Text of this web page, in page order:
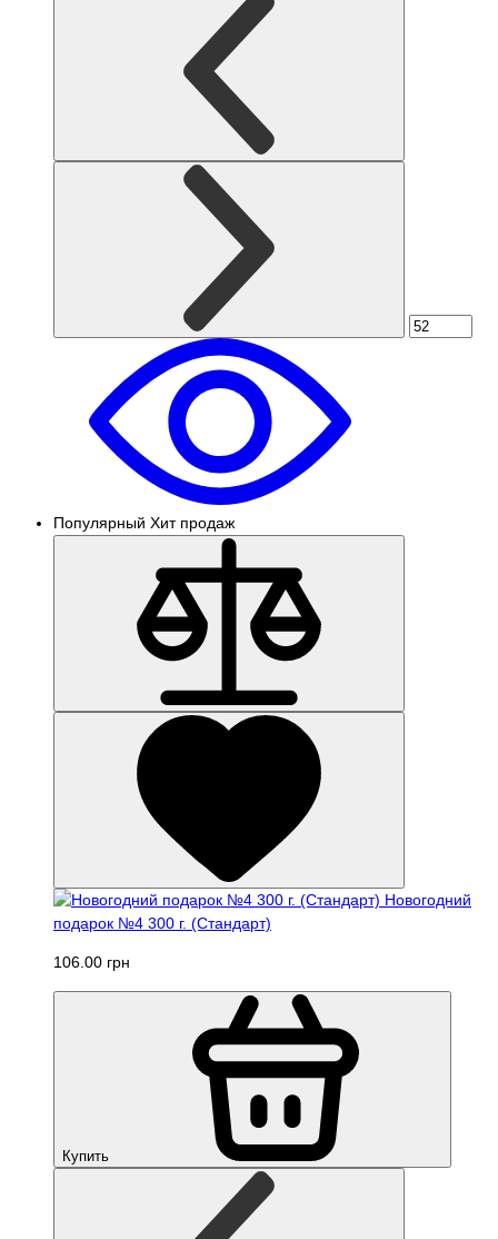
Популярный Хит продаж
Новогодний
подарок №4 300 г. (Стандарт)
106.00 грн
Купить